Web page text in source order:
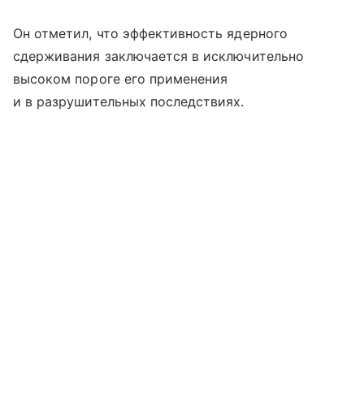
Он отметил, что эффективность ядерного
сдерживания заключается в исключительно
высоком пороге его применения
и в разрушительных последствиях.